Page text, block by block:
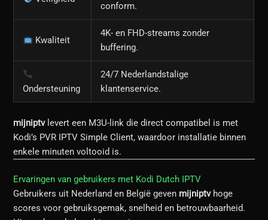
conform.
Kwaliteit
4K- en FHD-streams zonder
buffering.
Ondersteuning
24/7 Nederlandstalige
klantenservice.
mijniptvlevert een M3U-link die direct compatibel is met
Kodi’s PVR IPTV Simple Client, waardoor installatie binnen
enkele minuten voltooid is.
Ervaringen van gebruikers met Kodi Dutch IPTV
Gebruikers uit Nederland en België geven mijniptvhoge
scores voor gebruiksgemak, snelheid en betrouwbaarheid.